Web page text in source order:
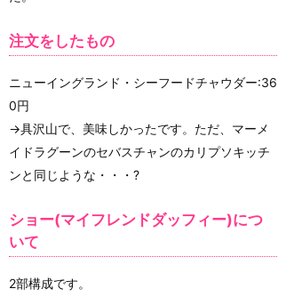
注文をしたもの
ニューイングランド・シーフードチャウダー:36
0円
→具沢山で、美味しかったです。ただ、マーメ
イドラグーンのセバスチャンのカリプソキッチ
ンと同じような・・・?
ショー(マイフレンドダッフィー)につ
いて
2部構成です。